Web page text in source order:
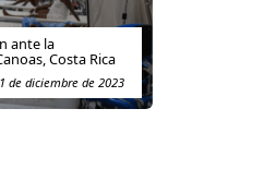
ante la
Costa Rica
de diciembre de 2023